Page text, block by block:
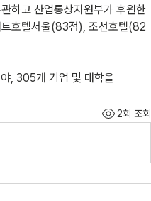
하고 산업통상자원부가 후원한
호텔서울(83점), 조선호텔(82
, 305개 기업 및 대학을
2회 조회